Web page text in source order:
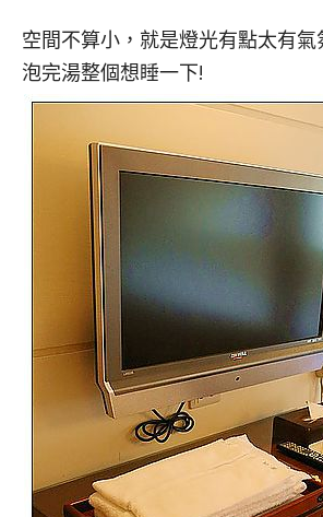
空間不算小，就是燈光有點太有氣
泡完湯整個想睡一下!